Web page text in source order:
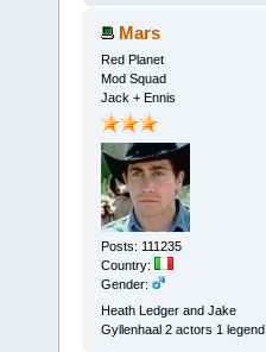
Mars
Red Planet
Mod Squad
Jack + Ennis
Posts: 111235
Country:
Gender:
Heath Ledger and Jake
Gyllenhaal 2 actors 1 legend